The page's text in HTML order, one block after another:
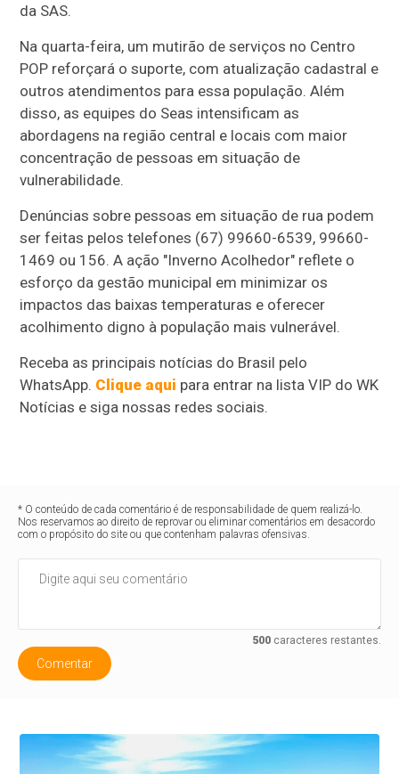
da SAS.
Na quarta-feira, um mutirão de serviços no Centro
POP reforçará o suporte, com atualização cadastral e
outros atendimentos para essa população. Além
disso, as equipes do Seas intensificam as
abordagens na região central e locais com maior
concentração de pessoas em situação de
vulnerabilidade.
Denúncias sobre pessoas em situação de rua podem
ser feitas pelos telefones (67) 99660-6539, 99660-
1469 ou 156. A ação "Inverno Acolhedor" reflete o
esforço da gestão municipal em minimizar os
impactos das baixas temperaturas e oferecer
acolhimento digno à população mais vulnerável.
Receba as principais notícias do Brasil pelo
WhatsApp. Clique aqui para entrar na lista VIP do WK
Notícias e siga nossas redes sociais.
* O conteúdo de cada comentário é de responsabilidade de quem realizá-lo.
Nos reservamos ao direito de reprovar ou eliminar comentários em desacordo
com o propósito do site ou que contenham palavras ofensivas.
500caracteres restantes.
Comentar